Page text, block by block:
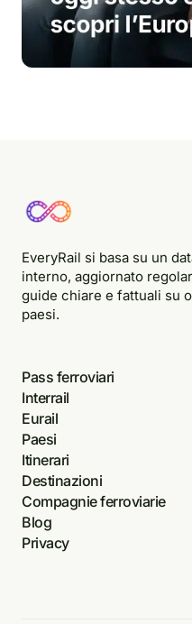
EveryRail si basa su un
interno, aggiornato
guide chiare e fattuali su
paesi.
Pass ferroviari
Interrail
Eurail
Paesi
Itinerari
Destinazioni
Compagnie ferroviarie
Blog
Privacy